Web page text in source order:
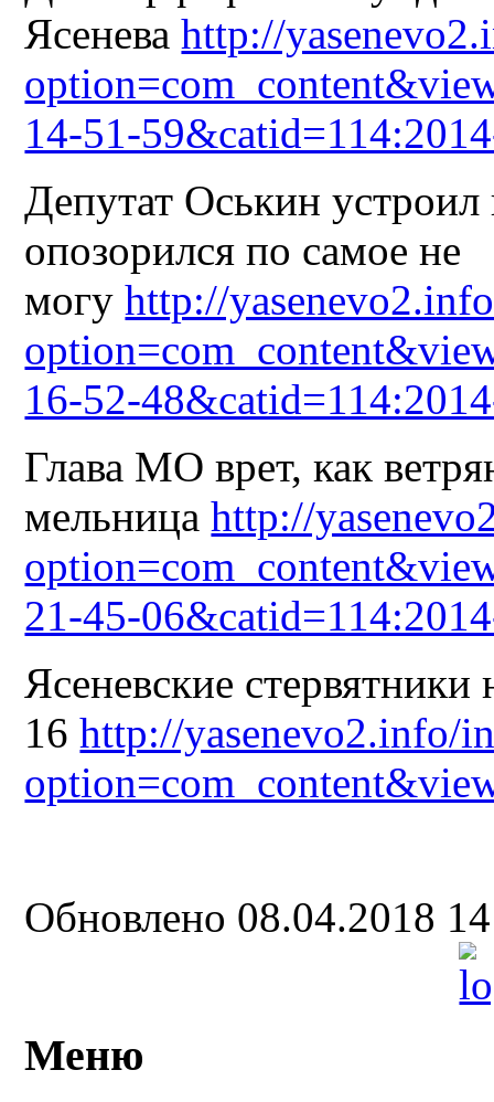
Ясеневаhttp://
14-51-
Депутат Оськин устроил
опозорился по самое не
могуhttp://
16-52-
Глава МО врет, как
мельницаhttp://
21-45-
Ясеневские стервятники
16http://yasenevo2.info/
Обновлено 08.04.2018
Меню